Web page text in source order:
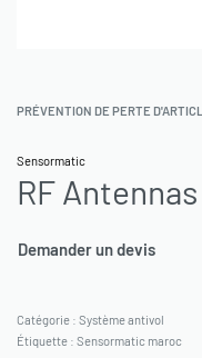
PRÉVENTION DE PERTE
Sensormatic
RF
Demander un devis
Catégorie : Système antivol
Étiquette : Sensormatic maroc